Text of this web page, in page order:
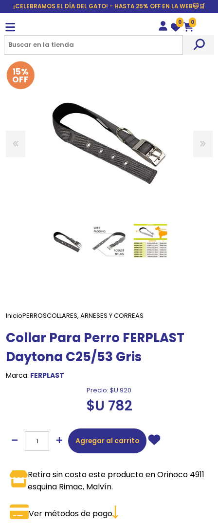
¡CELEBRAMOS EL DÍA DEL GATO! - HASTA 25% OFF EN LA WEB🐱🛒
Wishlist
0
Carrito
0
15%
OFF
InicioPERROSCOLLARES, ARNESES Y CORREAS
Collar Para Perro FERPLAST
Daytona C25/53 Gris
Marca: FERPLAST
Precio: $U 920
$U 782
Agregar al carrito
Retira sin costo este producto en Orinoco 4911
esquina Rimac, Malvín.
Ver métodos de pago